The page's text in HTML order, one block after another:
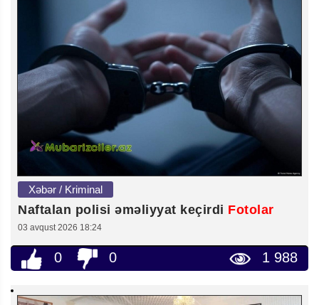
Xəbər / Kriminal
Naftalan polisi əməliyyat keçirdi Fotolar
03 avqust 2026 18:24
0 0 1 988